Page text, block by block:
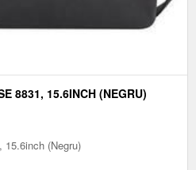
8831, 15.6INCH (NEGRU)
15.6inch (Negru)